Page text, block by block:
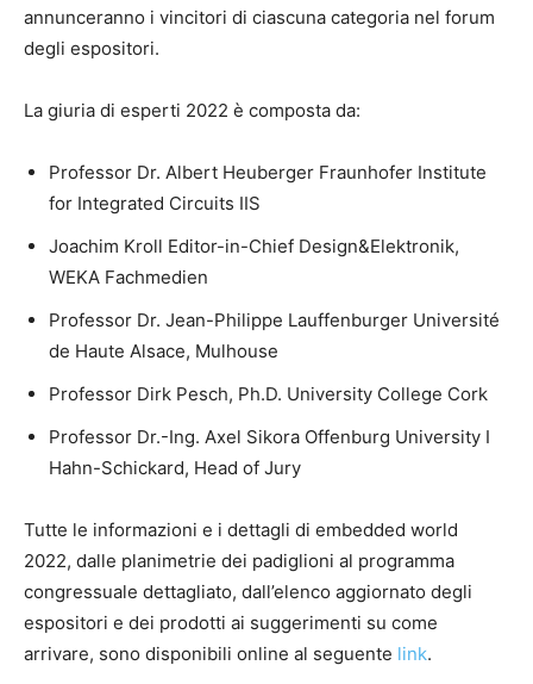
annunceranno i vincitori di ciascuna categoria nel forum
degli espositori.
La giuria di esperti 2022 è composta da:
Professor Dr. Albert Heuberger Fraunhofer Institute
for Integrated Circuits IIS
Joachim Kroll Editor-in-Chief Design&Elektronik,
WEKA Fachmedien
Professor Dr. Jean-Philippe Lauffenburger Université
de Haute Alsace, Mulhouse
Professor Dirk Pesch, Ph.D. University College Cork
Professor Dr.-Ing. Axel Sikora Offenburg University I
Hahn-Schickard, Head of Jury
Tutte le informazioni e i dettagli di embedded world
2022, dalle planimetrie dei padiglioni al programma
congressuale dettagliato, dall’elenco aggiornato degli
espositori e dei prodotti ai suggerimenti su come
arrivare, sono disponibili online al seguente link.